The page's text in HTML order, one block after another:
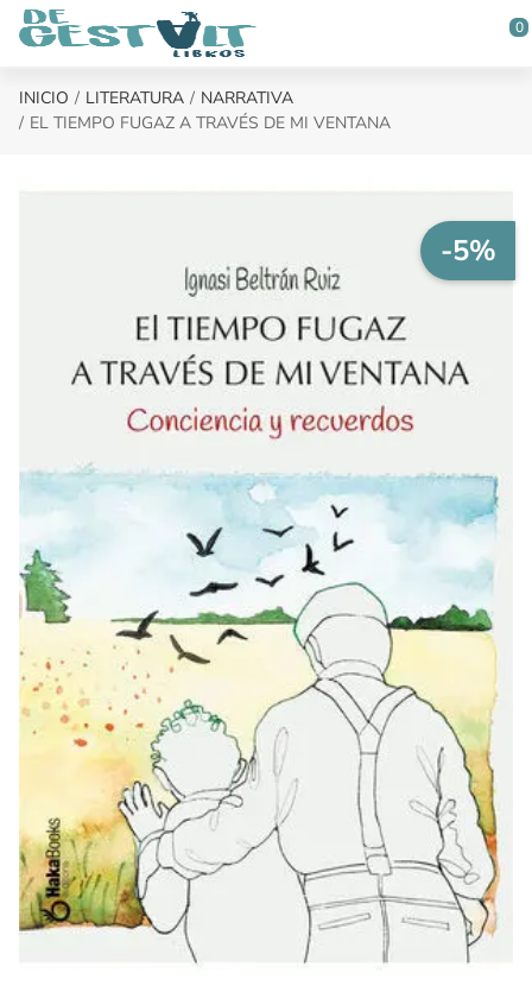
Saltar al contenido principal
0
INICIO LITERATURA
NARRATIVA
EL TIEMPO FUGAZ A TRAVÉS DE MI VENTANA
-5%